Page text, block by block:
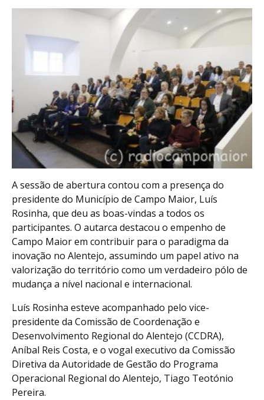
A sessão de abertura contou com a presença do
presidente do Município de Campo Maior, Luís
Rosinha, que deu as boas-vindas a todos os
participantes. O autarca destacou o empenho de
Campo Maior em contribuir para o paradigma da
inovação no Alentejo, assumindo um papel ativo na
valorização do território como um verdadeiro pólo de
mudança a nível nacional e internacional.
Luís Rosinha esteve acompanhado pelo vice-
presidente da Comissão de Coordenação e
Desenvolvimento Regional do Alentejo (CCDRA),
Aníbal Reis Costa, e o vogal executivo da Comissão
Diretiva da Autoridade de Gestão do Programa
Operacional Regional do Alentejo, Tiago Teotónio
Pereira.